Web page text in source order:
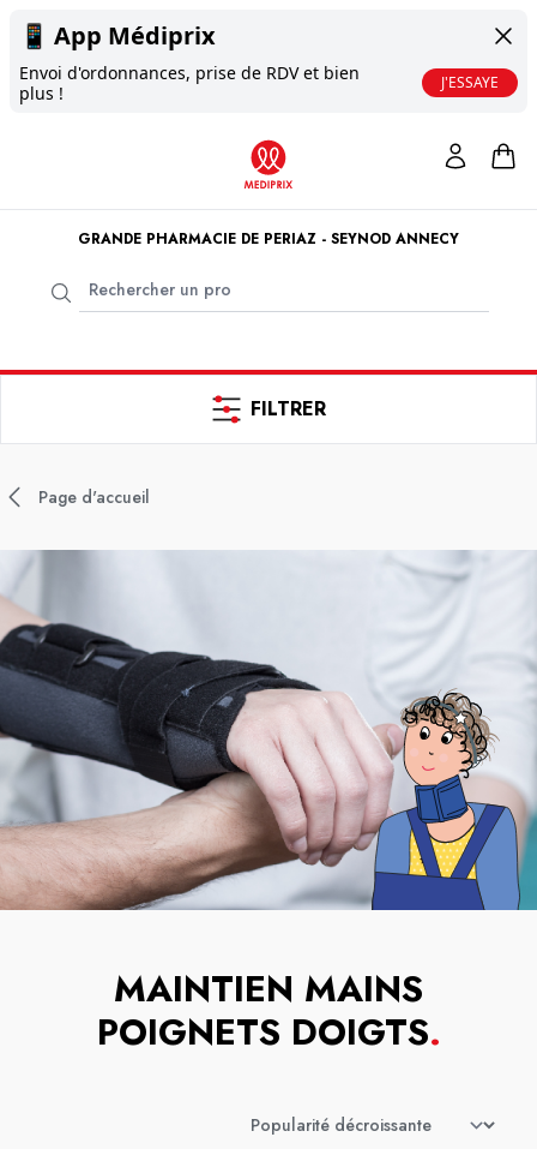
📱 App Médiprix
Envoi d'ordonnances, prise de RDV et bien
plus !
J'ESSAYE
GRANDE PHARMACIE DE PERIAZ - SEYNOD ANNECY
FILTRER
Page d'accueil
MAINTIEN MAINS
POIGNETS DOIGTS.